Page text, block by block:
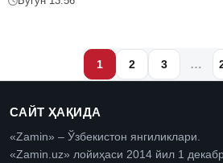
1 2 3 …
САЙТ ҲАҚИДА
«Zamin» – Ўзбекистон янгиликлари.
«Zamin.uz» лойиҳаси 2014 йил 1